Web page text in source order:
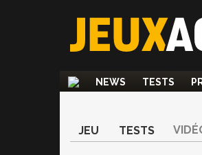
NEWS TESTS
JEU TESTS